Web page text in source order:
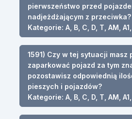
pierwszeństwo przed
nadjeżdżającym z przeciwka?
Kategorie: A, B, C, D, T, AM, A1,
1591) Czy w tej sytuacji masz
zaparkować pojazd za tym
pozostawisz odpowiednią
pieszych i pojazdów?
Kategorie: A, B, C, D, T, AM, A1,